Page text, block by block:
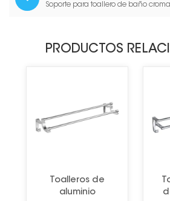
Soporte para toallero de baño
PRODUCTOS
Toalleros de
aluminio